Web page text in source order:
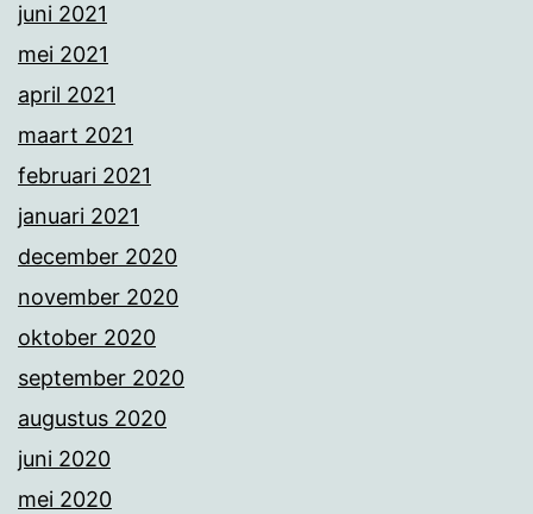
juni 2021
mei 2021
april 2021
maart 2021
februari 2021
januari 2021
december 2020
november 2020
oktober 2020
september 2020
augustus 2020
juni 2020
mei 2020